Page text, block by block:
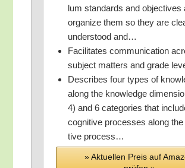
lum stan­dards and objec­ti­ves
orga­ni­ze them so they are
unders­tood and…
Faci­li­ta­tes com­mu­ni­ca­ti­on
sub­ject mat­ters and gra­de
Descri­bes four types of
along the know­ledge
4) and 6 cate­go­ries that
cogni­ti­ve pro­ces­ses along
ti­ve process…
» Aktu­el­len Preis auf